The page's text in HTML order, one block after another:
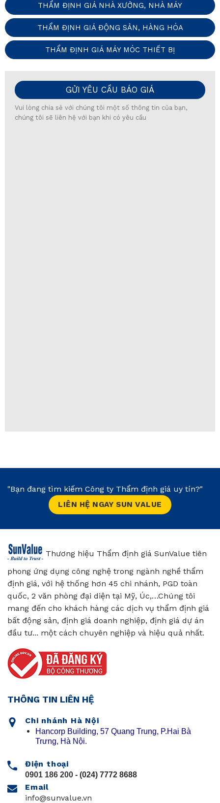
THẨM ĐỊNH GIÁ NHÀ XƯỞNG, NHÀ MÁY
THẨM ĐỊNH GIÁ ĐỘNG SẢN, HÀNG HÓA
THẨM ĐỊNH GIÁ MÁY MÓC THIẾT BỊ
GỬI YÊU CẦU BÁO GIÁ
Vui lòng chia sẻ với chúng tôi một số thông tin của bạn,
chúng tôi sẽ liên hệ với bạn khi có yêu cầu
"Bạn đang tìm kiếm Công ty Thẩm định giá uy tín?"
LIÊN HỆ NGAY SUN VALUE
Thương hiệu Thẩm định giá SunValue tiên
phong ứng dụng công nghệ trong ngành nghề thẩm
định giá, với hệ thống hơn 45 chi nhánh, PGD toàn
quốc, 2 văn phòng đại diện tại Mỹ, Úc,…Chúng tôi
mang đến cho khách hàng các dịch vụ thẩm định giá
bất động sản, định giá doanh nghiệp, định giá dự án
đầu tư... một cách chuyên nghiệp và hiệu quả nhất.
THÔNG TIN LIÊN HỆ
Chi nhánh Hà Nội
Hancorp Building, 57 Quang Trung, P.Hai Bà
Trưng, Hà Nội.
Điện thoại
0901 186 200 - (024) 7772 8688
Email
info@sunvalue.vn